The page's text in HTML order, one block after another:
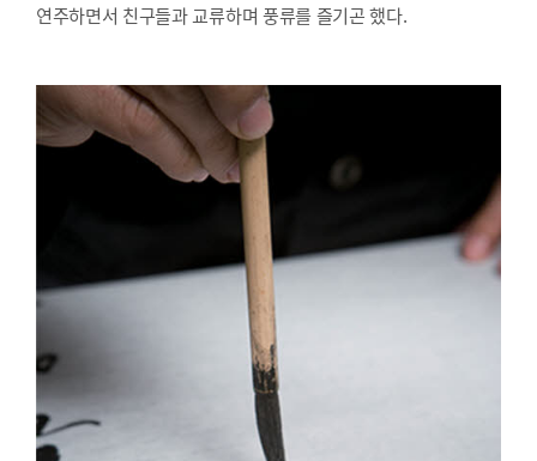
연주하면서 친구들과 교류하며 풍류를 즐기곤 했다.